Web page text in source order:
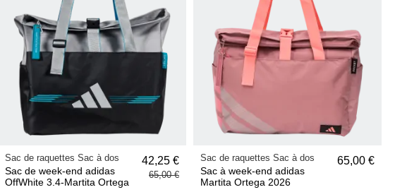
Sac de raquettes Sac à dos
Sac de week-end adidas
OffWhite 3.4-Martita Ortega
42,25 €
65,00 €
Sac de raquettes Sac à dos
Sac à week-end adidas
Martita Ortega 2026
65,00 €